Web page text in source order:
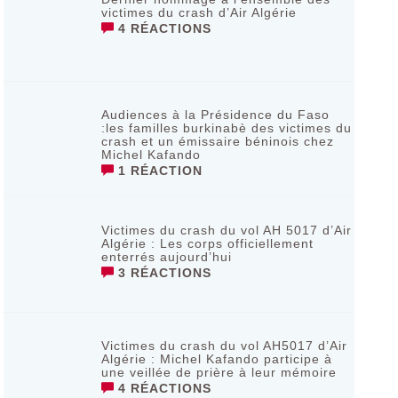
victimes du crash d’Air Algérie
4 RÉACTIONS
Audiences à la Présidence du Faso
:les familles burkinabè des victimes du
crash et un émissaire béninois chez
Michel Kafando
1 RÉACTION
Victimes du crash du vol AH 5017 d’Air
Algérie : Les corps officiellement
enterrés aujourd’hui
3 RÉACTIONS
Victimes du crash du vol AH5017 d’Air
Algérie : Michel Kafando participe à
une veillée de prière à leur mémoire
4 RÉACTIONS